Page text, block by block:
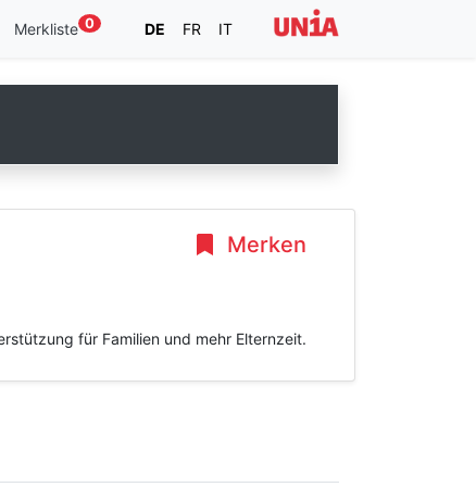
Merkliste 0 DE FR IT
Merken
für Familien und mehr Elternzeit.